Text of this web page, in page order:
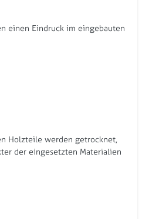
einen Eindruck im eingebauten
Holzteile werden getrocknet,
der eingesetzten Materialien